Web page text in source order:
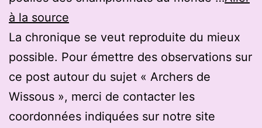
à la source
La chronique se veut reproduite du mieux
possible. Pour émettre des observations sur
ce post autour du sujet « Archers de
Wissous », merci de contacter les
coordonnées indiquées sur notre site